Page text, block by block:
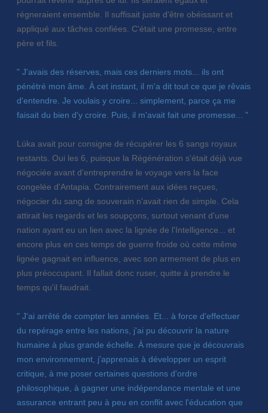
régneraient ensemble. Il suffisait juste d'être obéissant et
appliqué aux tâches confiées. C'était une promesse, entre
père et fils.
" J'avais des réserves, mais ces derniers mots... ils ont
pénétré mon âme. À cet instant, il m'a dit tout ce que je rêvais
d'entendre. Je voulais y croire... simplement, parce ça me
faisait du bien d'y croire. Puis, il m'avait fait une promesse... "
Lúka avait pour consigne de récupérer les 6 sangs royaux
restants. Oui les 6, puisque la Régénération s'était déjà vue
négociée avant d'entreprendre le voyage vers la face
congelée d'Antapia. Contrairement aux idées reçues,
négocier du sang de souverain n'avait rien de simple. Cela
attirait les regards et les soupçons, surtout venant d'une
nation ayant eu un lien avec la lignée de l'Intelligence... et
encore plus en ces temps de guerre froide où cette même
lignée gagnait en influence, avec son armement de plus en
plus préoccupant. Il fallait donc ruser, quitte à prendre le
temps qu'il faudrait.
" J'ai arrêté de compter les années. Et... à force d'effectuer
du repérage entre les nations, j'ai pu découvrir la nature
humaine à plus grande échelle. À mesure que je découvrais
mon environnement, j'apprenais à développer un esprit
critique, à me poser certaines questions d'ordre
philosophique, à gagner une indépendance mentale et une
assurance entrant peu à peu en conflit avec l'éducation que